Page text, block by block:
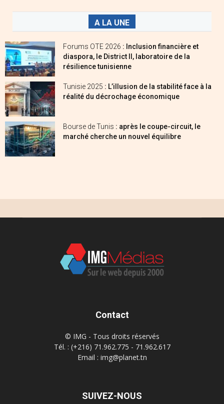
A LA UNE
Forums OTE 2026 : Inclusion financière et
diaspora, le District II, laboratoire de la
résilience tunisienne
Tunisie 2025 : L’illusion de la stabilité face à la
réalité du décrochage économique
Bourse de Tunis : après le coupe-circuit, le
marché cherche un nouvel équilibre
Contact
© IMG - Tous droits réservés
Tél. : (+216) 71.962.775 - 71.962.617
Email : img@planet.tn
SUIVEZ-NOUS